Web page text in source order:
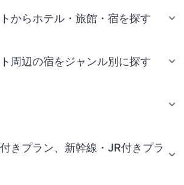
からホテル・旅館・宿を探す
周辺の宿をジャンル別に探す
きプラン、新幹線・JR付きプラ